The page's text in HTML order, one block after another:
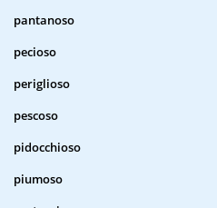
pantanoso
pecioso
periglioso
pescoso
pidocchioso
piumoso